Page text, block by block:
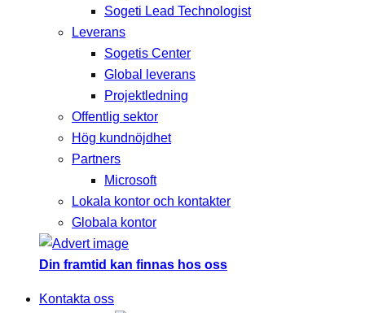
Sogeti Lead Technologist
Leverans
Sogetis Center
Global leverans
Projektledning
Offentlig sektor
Hög kundnöjdhet
Partners
Microsoft
Lokala kontor och kontakter
Globala kontor
Din framtid kan finnas hos oss
Kontakta oss